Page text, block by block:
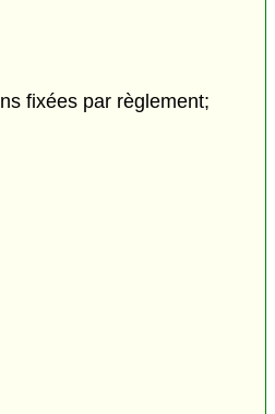
fixées par règlement;